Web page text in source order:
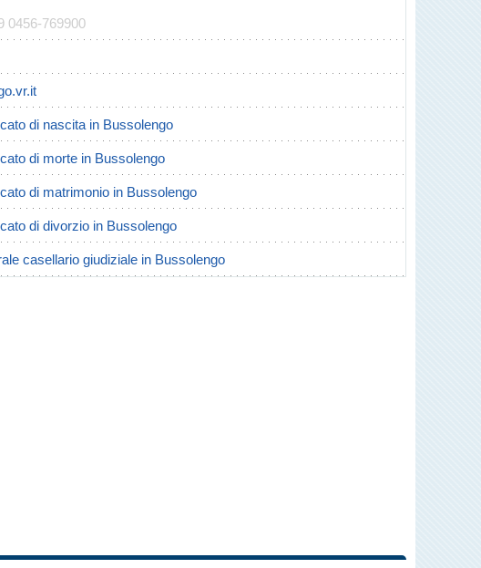
0456-769900
di nascita in Bussolengo
di morte in Bussolengo
di matrimonio in Bussolengo
di divorzio in Bussolengo
casellario giudiziale in Bussolengo